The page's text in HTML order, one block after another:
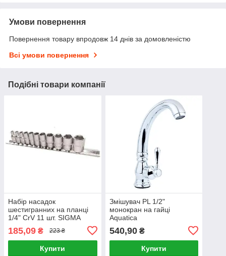
Умови повернення
Повернення товару впродовж 14 днів за домовленістю
Всі умови повернення
Подібні товари компанії
Набір насадок
шестигранних на планці
1/4" CrV 11 шт. SIGMA
185,09 ₴ 223 ₴
Купити
Змішувач PL 1/2"
монокран на гайці
Aquatica
540,90₴
Купити